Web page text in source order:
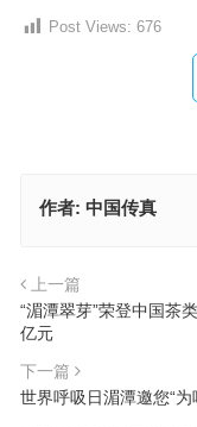
Post Views: 676
作者: 中国传真
上一篇
“湄潭翠芽”荣登中国
亿元
下一篇
世界呼吸日湄潭邀您“为